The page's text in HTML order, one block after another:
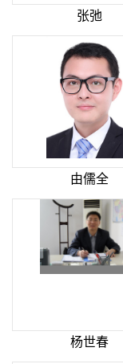
张弛
由儒全
杨世春